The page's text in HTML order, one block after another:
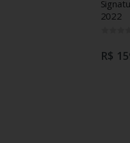
2022
R$